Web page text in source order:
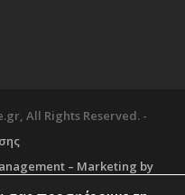
All Rights Reserved. -
– Marketing by